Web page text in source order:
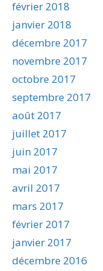
février 2018
janvier 2018
décembre 2017
novembre 2017
octobre 2017
septembre 2017
août 2017
juillet 2017
juin 2017
mai 2017
avril 2017
mars 2017
février 2017
janvier 2017
décembre 2016